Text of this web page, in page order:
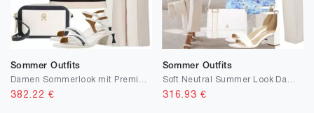
Sommer Outfits
382.22 €
Sommer Outfits
316.93 €